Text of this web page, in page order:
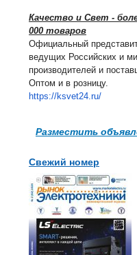
Качество и Свет -
000 товаров
Официальный
ведущих Российских и
производителей и
Оптом и в розницу.
https://ksvet24.ru/
Разместить
Свежий номер